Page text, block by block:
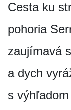
Cesta ku
pohoria
zaujímavá
a dych
s